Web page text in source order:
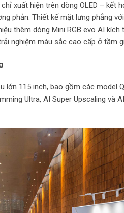
xuất hiện trên dòng OLED – kết
phản. Thiết kế mặt lưng phẳng
thêm dòng Mini RGB evo AI
nghiệm màu sắc cao cấp ở tầm
115 inch, bao gồm các model
Ultra, AI Super Upscaling và